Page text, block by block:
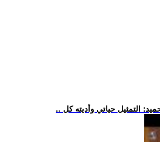
التمثيل حياتي وأديته كل